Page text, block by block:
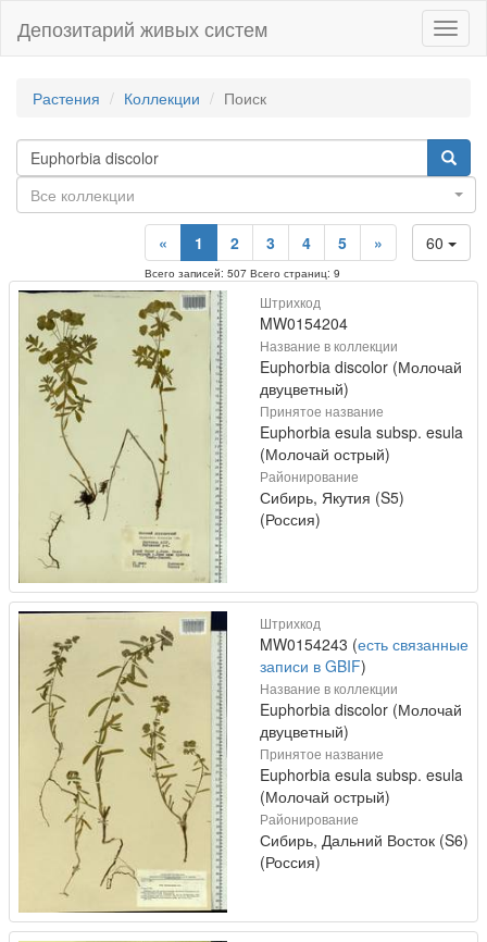
Депозитарий живых систем
Растения Коллекции Поиск
Все коллекции
60
« 1 2 3 4 5 »
Всего записей: 507 Всего страниц: 9
Штрихкод
MW0154204
Название в коллекции
Euphorbia discolor (Молочай
двуцветный)
Принятое название
Euphorbia esula subsp. esula
(Молочай острый)
Районирование
Сибирь, Якутия (S5)
(Россия)
Штрихкод
MW0154243 (есть связанные
записи в GBIF)
Название в коллекции
Euphorbia discolor (Молочай
двуцветный)
Принятое название
Euphorbia esula subsp. esula
(Молочай острый)
Районирование
Сибирь, Дальний Восток (S6)
(Россия)